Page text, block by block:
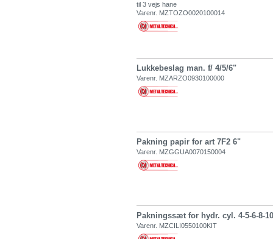
til 3 vejs hane
Varenr. MZTOZO0020100014
Lukkebeslag man. f/ 4/5/6"
Varenr. MZARZO0930100000
Pakning papir for art 7F2 6"
Varenr. MZGGUA0070150004
Pakningssæt for hydr. cyl. 4-5-6-8-
Varenr. MZCILI0550100KIT